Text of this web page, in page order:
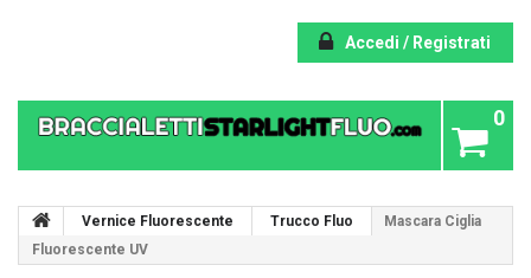
Accedi / Registrati
0
Vernice Fluorescente Trucco Fluo
Mascara Ciglia
Fluorescente UV